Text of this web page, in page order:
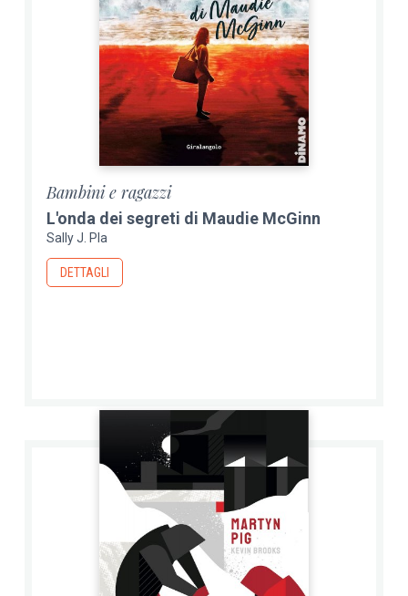
Bambini e ragazzi
L'onda dei segreti di Maudie McGinn
Sally J. Pla
DETTAGLI